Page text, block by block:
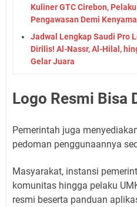
Kuliner GTC Cirebon,
Pengawasan Demi
Jadwal Lengkap Saudi Pro
Dirilis! Al-Nassr, Al-Hilal,
Gelar Juara
Logo Resmi Bisa
Pemerintah juga
pedoman penggunaannya
Masyarakat, instansi
komunitas hingga pelaku
resmi beserta panduan